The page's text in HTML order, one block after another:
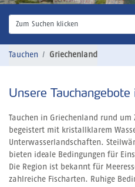
Zum Suchen klicken
Tauchen Griechenland
Unsere
Tauchen in Griechenland rund
begeistert mit kristallklarem
Unterwasserlandschaften.
bieten ideale Bedingungen für
Die Region ist bekannt für
zahlreiche Fischarten. Ruhige